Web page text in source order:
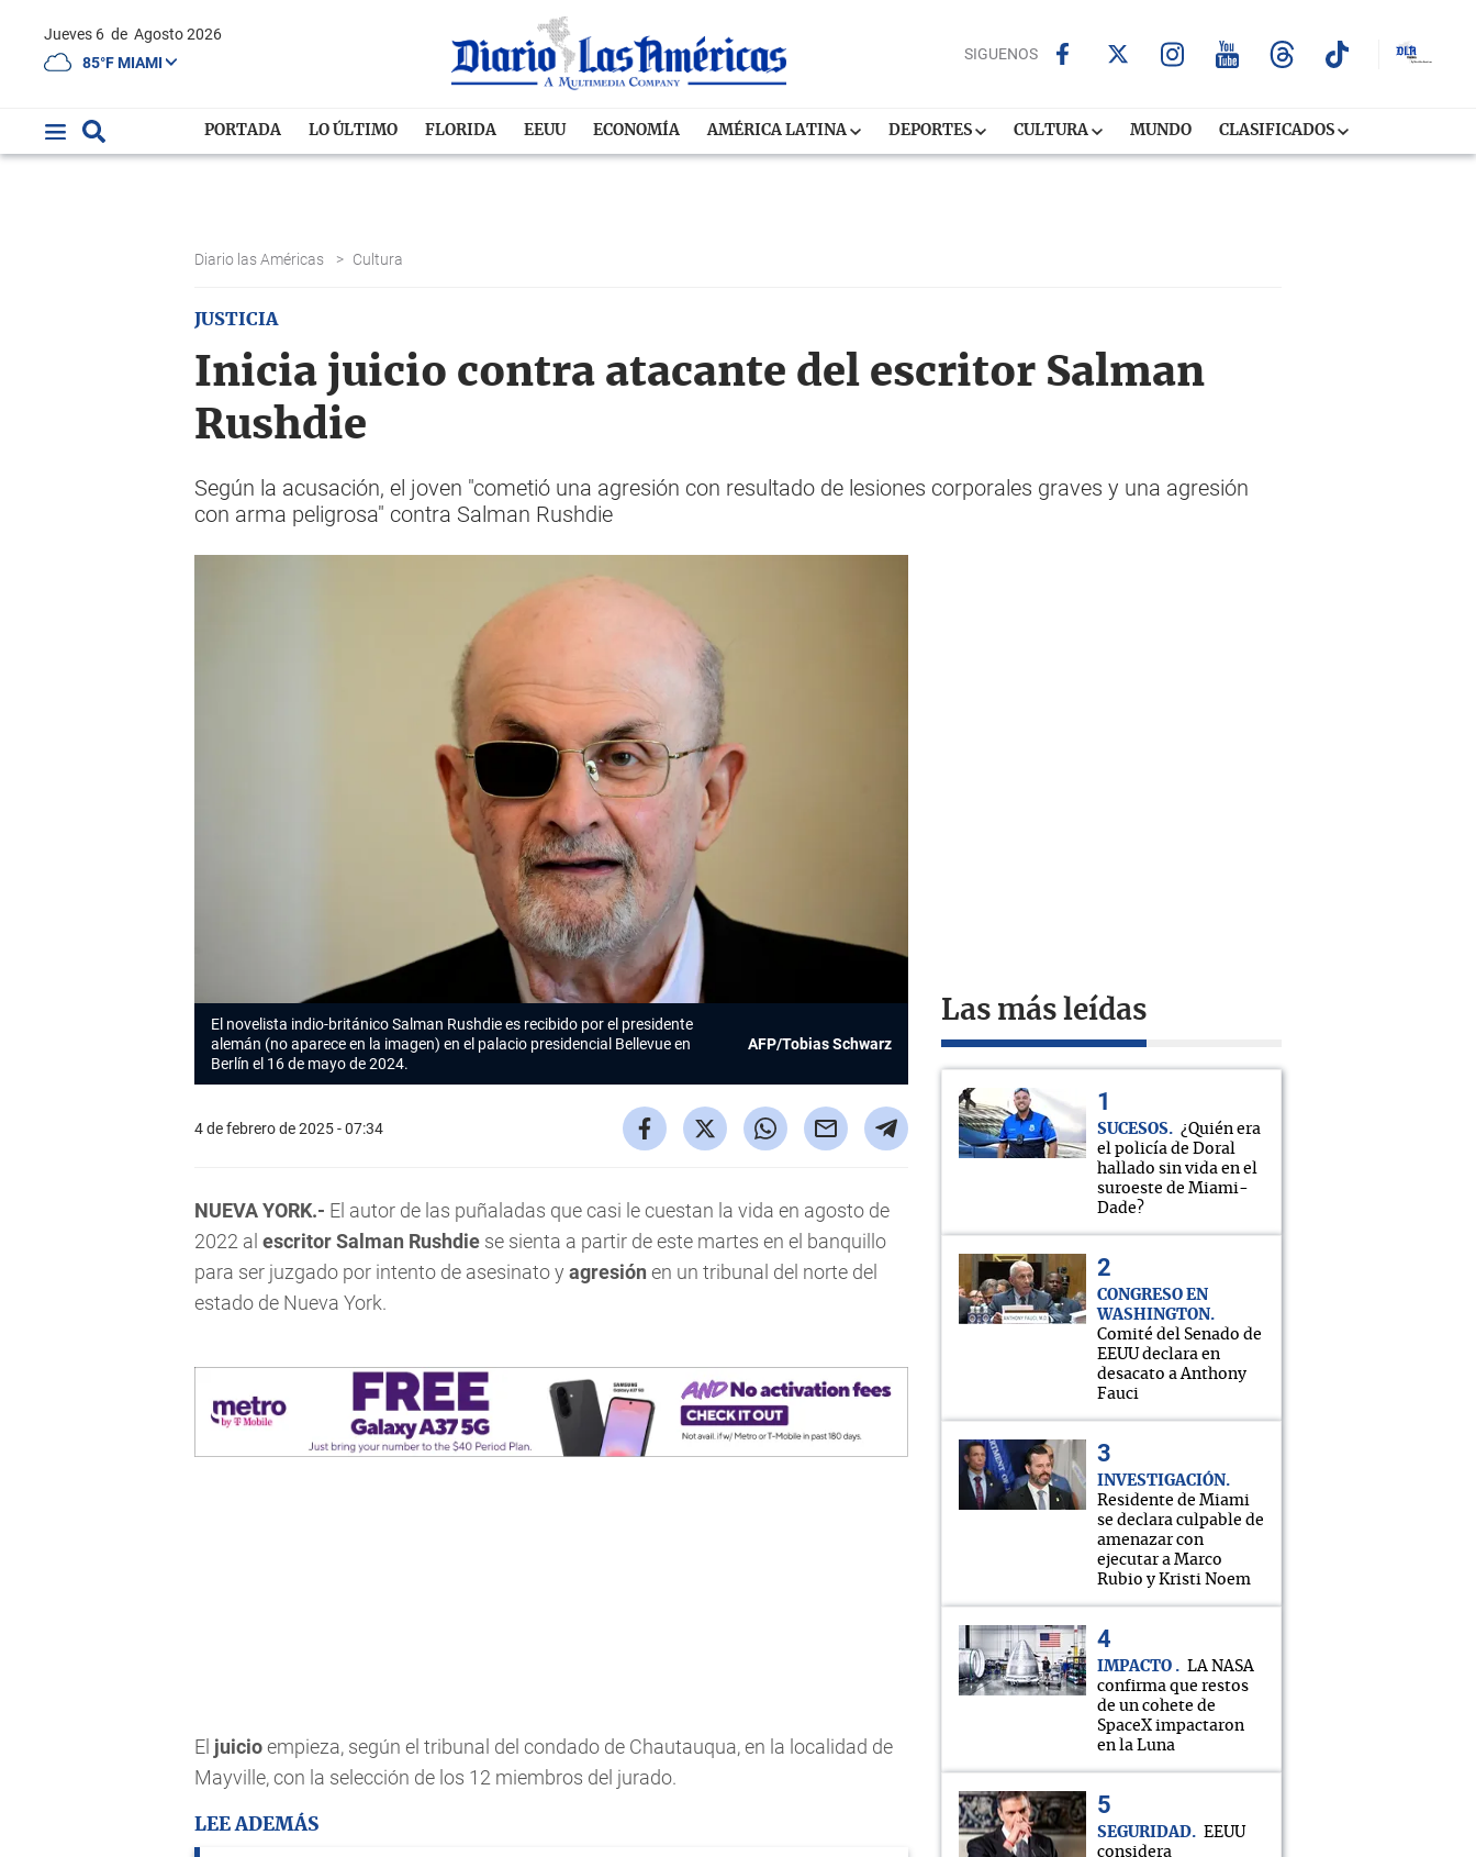
Jueves 6 de Agosto 2026
85°F MIAMI
SIGUENOS
PORTADA LO ÚLTIMO FLORIDA EEUU ECONOMÍA AMÉRICA LATINA DEPORTES CULTURA MUNDO CLASIFICADOS
Diario las Américas > Cultura
JUSTICIA
Inicia juicio contra atacante del escritor Salman
Rushdie
Según la acusación, el joven "cometió una agresión con resultado de lesiones corporales graves y una agresión
con arma peligrosa" contra Salman Rushdie
El novelista indio-británicoSalman Rushdiees recibido por el presidente
alemán (no aparece en la imagen) en el palacio presidencial Bellevue en
Berlín el 16 de mayo de 2024.
AFP/Tobias Schwarz
4 de febrero de 2025 - 07:34
NUEVA YORK.- El autor de las puñaladas que casi le cuestan la vida en agosto de
2022 al escritorSalman Rushdie se sienta a partir de este martes en el banquillo
para ser juzgado por intento de asesinato y agresión en un tribunal del norte del
estado de Nueva York.
El juicioempieza, según el tribunal del condado de Chautauqua, en la localidad de
Mayville, con la selección de los 12 miembros del jurado.
LEE ADEMÁS
Las más leídas
SUCESOS
¿Quién era
el policía de Doral
hallado sin vida en el
suroeste de Miami-
Dade?
CONGRESO EN
WASHINGTON
Comité del Senado de
EEUU declara en
desacato a Anthony
Fauci
INVESTIGACIÓN
Residente de Miami
se declara culpable de
amenazar con
ejecutar a Marco
Rubio y Kristi Noem
IMPACTO
LA NASA
confirma que restos
de un cohete de
SpaceX impactaron
en la Luna
SEGURIDAD
EEUU
considera